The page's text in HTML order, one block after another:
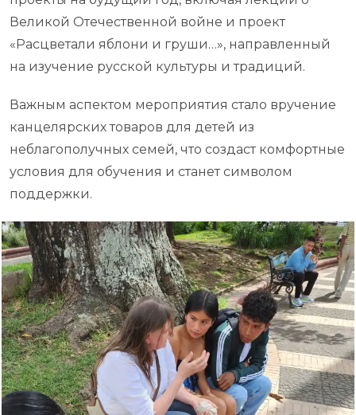
Великой Отечественной войне и проект
«Расцветали яблони и груши…», направленный
на изучение русской культуры и традиций.
Важным аспектом мероприятия стало вручение
канцелярских товаров для детей из
неблагополучных семей, что создаст комфортные
условия для обучения и станет символом
поддержки.